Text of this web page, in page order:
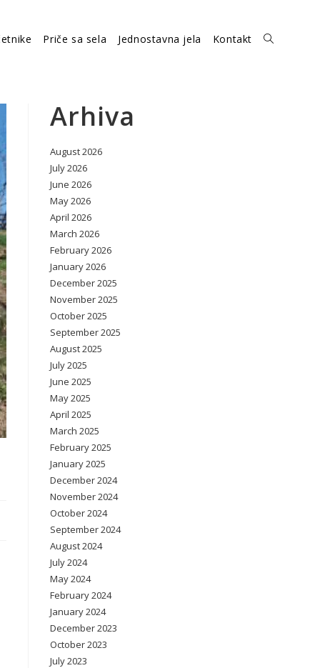
Priče sa sela Jednostavna jela Kontakt Toggle
Arhiva
August 2026
July 2026
June 2026
May 2026
April 2026
March 2026
February 2026
January 2026
December 2025
November 2025
October 2025
September 2025
August 2025
July 2025
June 2025
May 2025
April 2025
March 2025
February 2025
January 2025
December 2024
November 2024
October 2024
September 2024
August 2024
July 2024
May 2024
February 2024
January 2024
December 2023
October 2023
July 2023